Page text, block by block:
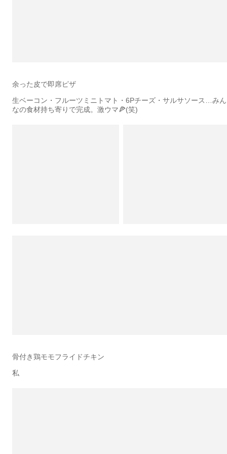
余った皮で即席ピザ
生ベーコン・フルーツミニトマト・6Pチーズ・サルサソース…みん
なの食材持ち寄りで完成。激ウマ🍕(笑)
骨付き鶏モモフライドチキン
私